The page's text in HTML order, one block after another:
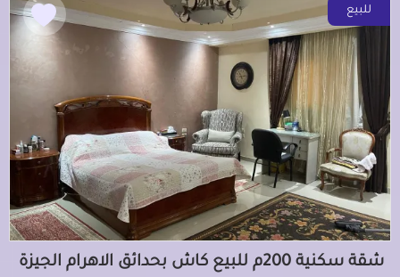
للبيع
شقة سكنية 200م للبيع كاش بحدائق الاهرام الجيزة